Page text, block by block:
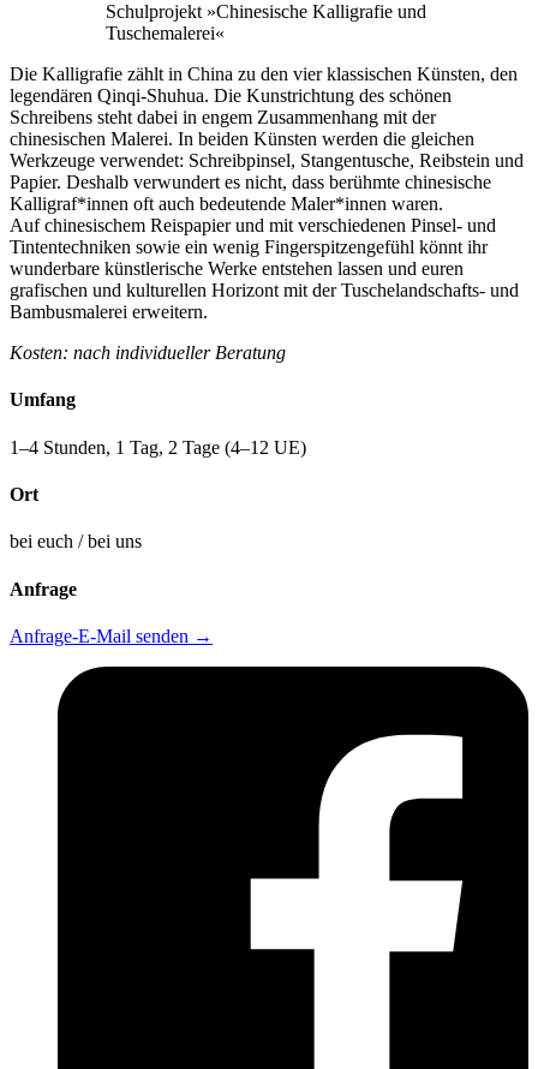
Schulprojekt »Chinesische Kalligrafie und
Tuschemalerei«
Die Kalligrafie zählt in China zu den vier klassischen Künsten, den
legendären Qinqi-Shuhua. Die Kunstrichtung des schönen
Schreibens steht dabei in engem Zusammenhang mit der
chinesischen Malerei. In beiden Künsten werden die gleichen
Werkzeuge verwendet: Schreibpinsel, Stangentusche, Reibstein und
Papier. Deshalb verwundert es nicht, dass berühmte chinesische
Kalligraf*innen oft auch bedeutende Maler*innen waren.
Auf chinesischem Reispapier und mit verschiedenen Pinsel- und
Tintentechniken sowie ein wenig Fingerspitzengefühl könnt ihr
wunderbare künstlerische Werke entstehen lassen und euren
grafischen und kulturellen Horizont mit der Tuschelandschafts- und
Bambusmalerei erweitern.
Kosten: nach individueller Beratung
Umfang
1–4 Stunden, 1 Tag, 2 Tage (4–12 UE)
Ort
bei euch / bei uns
Anfrage
Anfrage-E-Mail senden →